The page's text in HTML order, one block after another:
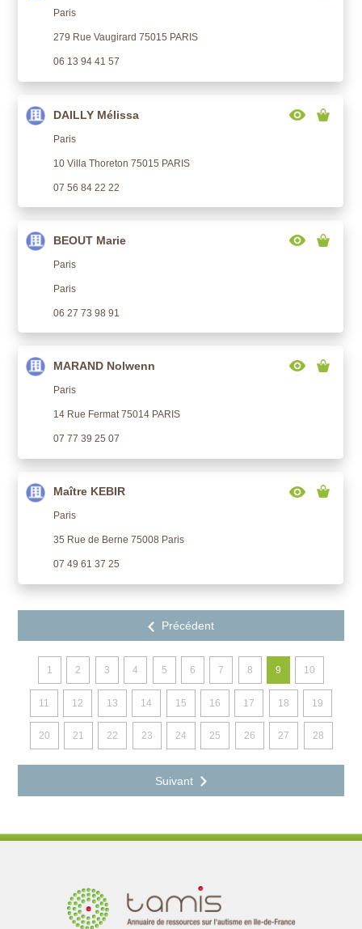
Paris
279 Rue Vaugirard 75015 PARIS
06 13 94 41 57
DAILLY Mélissa
Paris
10 Villa Thoreton 75015 PARIS
07 56 84 22 22
BEOUT Marie
Paris
Paris
06 27 73 98 91
MARAND Nolwenn
Paris
14 Rue Fermat 75014 PARIS
07 77 39 25 07
Maître KEBIR
Paris
35 Rue de Berne 75008 Paris
07 49 61 37 25
1 2 3 4 5 6 7 8 9 10
11 12 13 14 15 16 17 18 19
20 21 22 23 24 25 26 27 28